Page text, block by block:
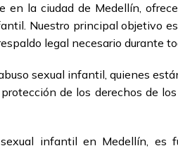
la ciudad de Medellín,
Nuestro principal objetivo
legal necesario durante
sexual infantil, quienes
de los derechos de
infantil en Medellín, es